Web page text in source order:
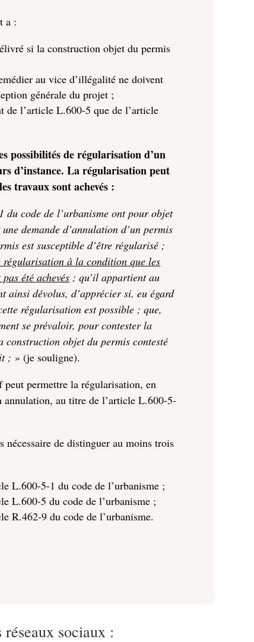
a :
si la construction objet du permis
au vice d’illégalité ne doivent
générale du projet ;
de l’article L.600-5 que de l’article
possibilités de régularisation d’un
d’instance. La régularisation peut
travaux sont achevés :
code de l’urbanisme ont pour objet
demande d’annulation d’un permis
est susceptible d’être régularisé ;
régularisation à la condition que les
été achevés ; qu’il appartient au
dévolus, d’apprécier si, eu égard
régularisation est possible ; que,
se prévaloir, pour contester la
objet du permis contesté
; » (je souligne).
permettre la régularisation, en
annulation, au titre de l’article L.600-5-
nécessaire de distinguer au moins trois
L.600-5-1 du code de l’urbanisme ;
L.600-5 du code de l’urbanisme ;
R.462-9 du code de l’urbanisme.
sociaux :